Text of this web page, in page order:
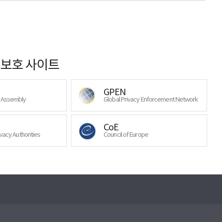
호 사이트
GPEN
Global Privacy Enforcement Network
Authorities
CoE
Council of Europe